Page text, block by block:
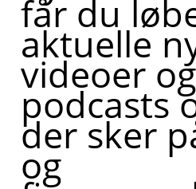
får du
aktuelle
videoer og
podcasts
der sker
og